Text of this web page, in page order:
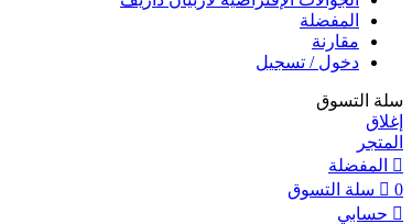
المفضلة
مقارنة
دخول / تسجيل
سلة التسوق
إغلاق
المتجر
المفضلة
0
سلة التسوق
حسابي